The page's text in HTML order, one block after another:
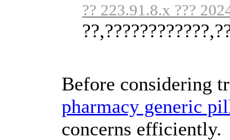
?? 223.91.8.x ???
Before considering
pharmacy generic
concerns efficiently.